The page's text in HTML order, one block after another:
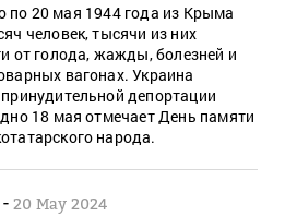
по 20 мая 1944 года из Крыма
человек, тысячи из них
от голода, жажды, болезней и
вагонах. Украина
депортации
18 мая отмечает День памяти
народа.
-20 May 2024